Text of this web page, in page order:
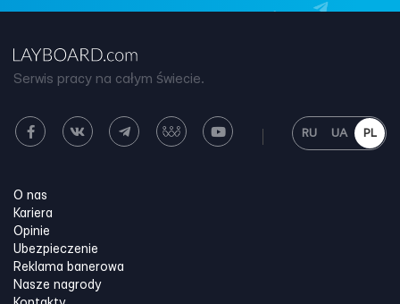
Serwis pracy na całym świecie.
RU UA PL
O nas
Kariera
Opinie
Ubezpieczenie
Reklama banerowa
Nasze nagrody